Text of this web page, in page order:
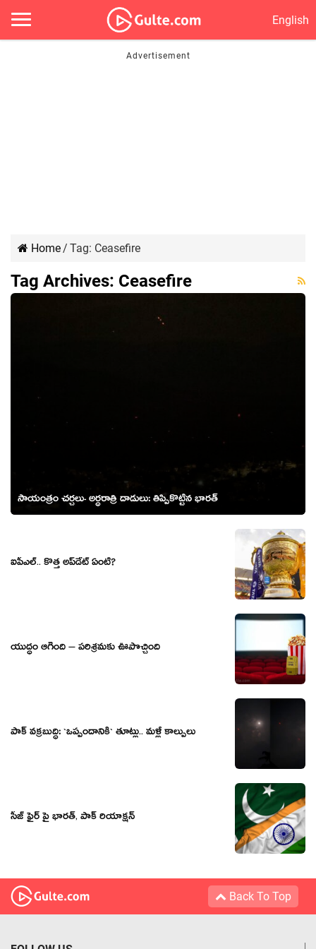
English
Home/ Tag: Ceasefire
Tag Archives: Ceasefire
సాయంత్రం చ‌ర్చ‌లు- అర్ధ‌రాత్రి దాడులు: తిప్పికొట్టిన భార‌త్‌
ఐపీఎల్.. కొత్త అప్‌డేట్ ఏంటి?
యుద్ధం ఆగింది – పరిశ్రమకు ఊపొచ్చింది
పాక్ వ‌క్ర‌బుద్ధి: `ఒప్పందానికి` తూట్లు.. మ‌ళ్లీ కాల్పులు
సీజ్ ఫైర్ పై భారత్, పాక్ రియాక్షన్
Back To Top